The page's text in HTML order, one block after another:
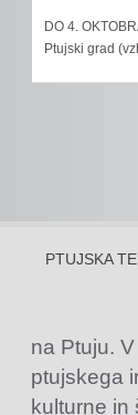
DO 4.
Ptujski grad
PTUJSKA
na Ptuju.
ptujskega
kulturne in